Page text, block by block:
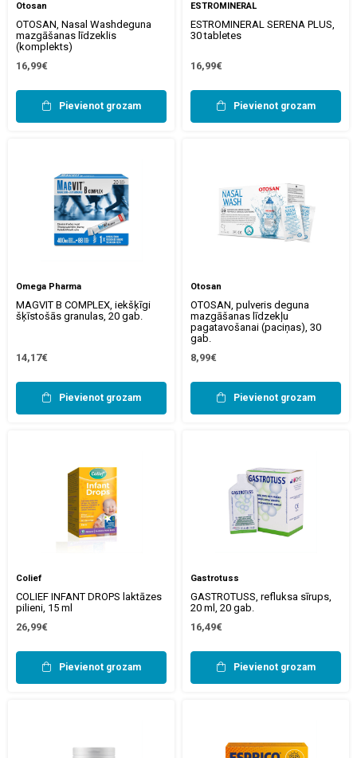
Otosan
OTOSAN, Nasal Washdeguna
mazgāšanas līdzeklis
(komplekts)
16,99€
Pievienot grozam
ESTROMINERAL
ESTROMINERAL SERENA PLUS,
30 tabletes
16,99€
Pievienot grozam
Omega Pharma
MAGVIT B COMPLEX, iekšķīgi
šķīstošās granulas, 20 gab.
14,17€
Pievienot grozam
Otosan
OTOSAN, pulveris deguna
mazgāšanas līdzekļu
pagatavošanai (paciņas), 30
gab.
8,99€
Pievienot grozam
Colief
COLIEF INFANT DROPS laktāzes
pilieni, 15 ml
26,99€
Pievienot grozam
Gastrotuss
GASTROTUSS, refluksa sīrups,
20 ml, 20 gab.
16,49€
Pievienot grozam